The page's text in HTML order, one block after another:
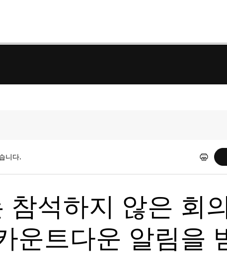
니다.
참석하지 않은 회
운트다운 알림을